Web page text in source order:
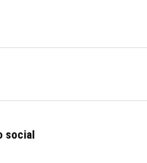
social